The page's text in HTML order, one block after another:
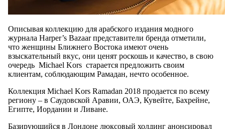
Описывая коллекцию для арабского издания модного
журнала Harper’s Bazaar представители бренда отметили,
что женщины Ближнего Востока имеют очень
взыскательный вкус, они ценят роскошь и качество, в свою
очередь Michael Kors старается предложить своим
клиентам, соблюдающим Рамадан, нечто особенное.
Коллекция Michael Kors Ramadan 2018 продается по всему
региону – в Саудовской Аравии, ОАЭ, Кувейте, Бахрейне,
Египте, Иордании и Ливане.
Базирующийся в Лондоне люксовый холдинг анонсировал